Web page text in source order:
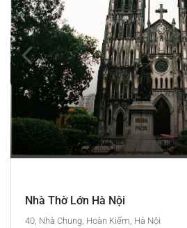
Nhà Thờ Lớn Hà Nội
40, Nhà Chung, Hoàn Kiếm, Hà Nội